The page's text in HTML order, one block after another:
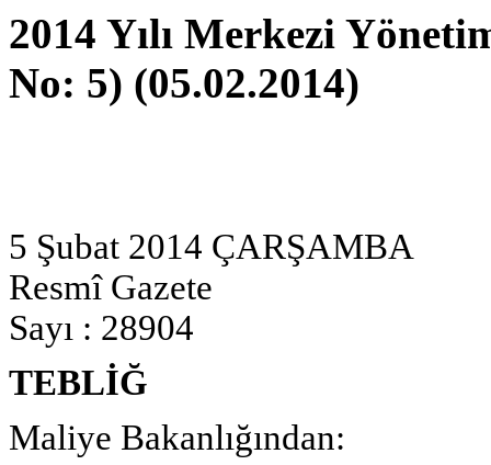
2014 Yılı Merkezi
No: 5) (05.02.2014)
5 Şubat 2014 ÇARŞAMBA
Resmî Gazete
Sayı : 28904
TEBLİĞ
Maliye Bakanlığından: